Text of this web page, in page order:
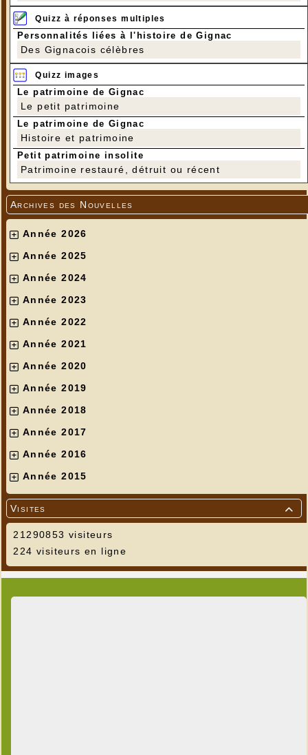
Quizz à réponses multiples
Personnalités liées à l'histoire de Gignac
Des Gignacois célèbres
Quizz images
Le patrimoine de Gignac
Le petit patrimoine
Le patrimoine de Gignac
Histoire et patrimoine
Petit patrimoine insolite
Patrimoine restauré, détruit ou récent
Archives des Nouvelles
Année 2026
Année 2025
Année 2024
Année 2023
Année 2022
Année 2021
Année 2020
Année 2019
Année 2018
Année 2017
Année 2016
Année 2015

Visites
21290853 visiteurs
224 visiteurs en ligne